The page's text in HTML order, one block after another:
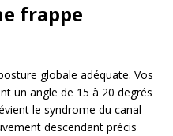
frappe
globale adéquate. Vos
un angle de 15 à 20 degrés
le syndrome du canal
descendant précis